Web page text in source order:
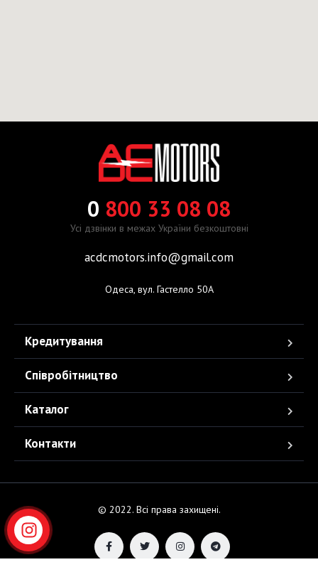
0 800 33 08 08
Усі дзвінки в межах України безкоштовні
acdcmotors.info@gmail.com
Одеса, вул. Гастелло 50А
Кредитування
Співробітництво
Каталог
Контакти
© 2022. Всі права захищені.